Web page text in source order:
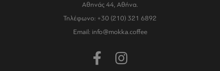
Αθηνάς 44, Αθήνα.
Τηλέφωνο: +30 (210) 321 6892
Email: info@mokka.coffee